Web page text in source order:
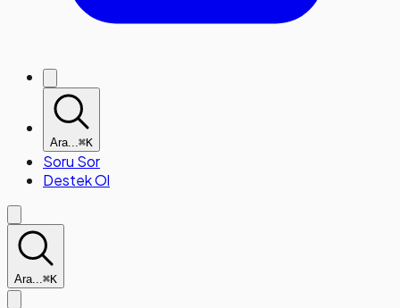
Ara...⌘K
Soru Sor
Destek Ol
Ara...⌘K